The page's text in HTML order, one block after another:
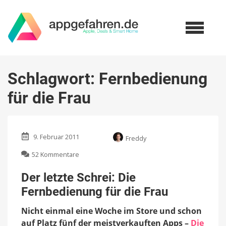
Schlagwort: Fernbedienung
für die Frau
9. Februar 2011
Freddy
52 Kommentare
letzte
Schrei:
Die
für
die
Der letzte Schrei: Die
Fernbedienung für die Frau
Nicht einmal eine Woche im Store und schon
auf Platz fünf der meistverkauften Apps – Die